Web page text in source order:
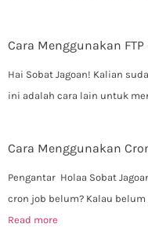
Cara Menggunakan
Hai Sobat Jagoan! Kalian
ini adalah cara lain untuk
Cara Menggunakan
Pengantar Holaa Sobat
cron job belum? Kalau
Read more